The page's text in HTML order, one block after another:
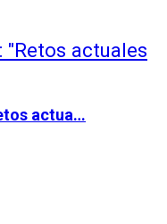
actua…